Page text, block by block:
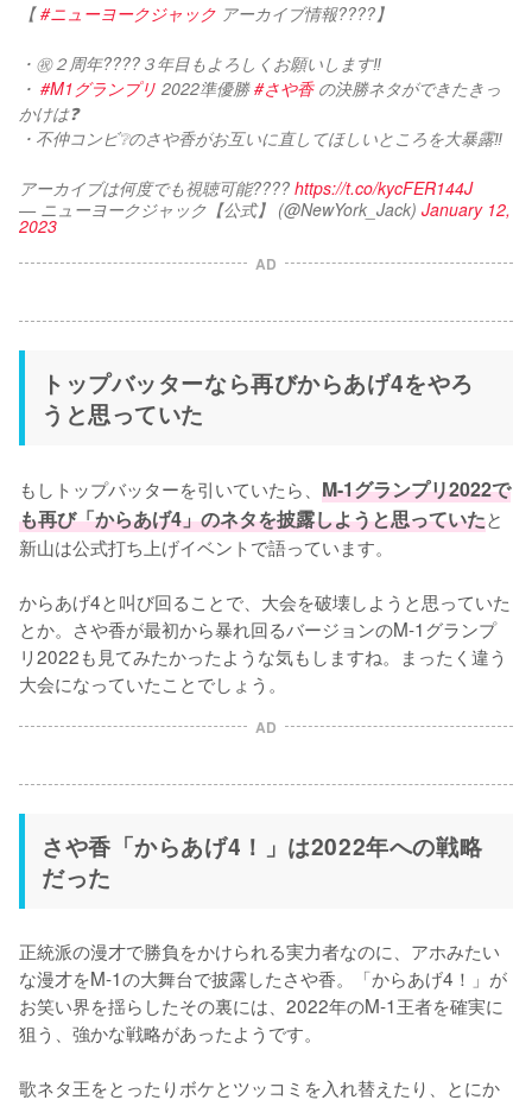
【 #ニューヨークジャック アーカイブ情報????】
・㊗２周年????３年目もよろしくお願いします‼
・ #M1グランプリ 2022準優勝 #さや香 の決勝ネタができたきっ
かけは❓
・不仲コンビ❔のさや香がお互いに直してほしいところを大暴露‼
アーカイブは何度でも視聴可能???? https://t.co/kycFER144J
— ニューヨークジャック【公式】 (@NewYork_Jack) January 12,
2023
AD
トップバッターなら再びからあげ4をやろ
うと思っていた
もしトップバッターを引いていたら、 M-1グランプリ2022で
も再び「からあげ4」のネタを披露しようと思っていたと
新山は公式打ち上げイベントで語っています。
からあげ4と叫び回ることで、大会を破壊しようと思っていた
とか。さや香が最初から暴れ回るバージョンのM-1グランプ
リ2022も見てみたかったような気もしますね。まったく違う
大会になっていたことでしょう。
AD
さや香「からあげ4！」は2022年への戦略
だった
正統派の漫才で勝負をかけられる実力者なのに、アホみたい
な漫才をM-1の大舞台で披露したさや香。「からあげ4！」が
お笑い界を揺らしたその裏には、2022年のM-1王者を確実に
狙う、強かな戦略があったようです。
歌ネタ王をとったりボケとツッコミを入れ替えたり、とにか